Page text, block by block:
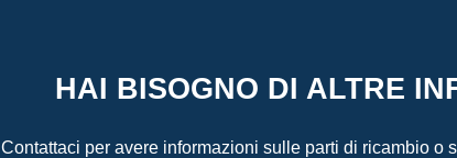
HAI BISOGNO DI ALTRE
Contattaci per avere informazioni sulle parti di ricambio o